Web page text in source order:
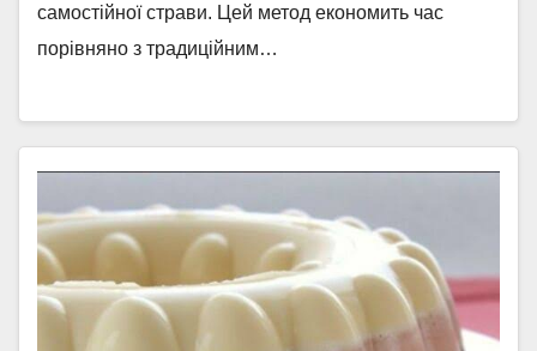
самостійної страви. Цей метод економить час
порівняно з традиційним…